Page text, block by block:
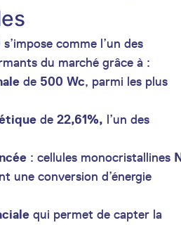
s’impose comme l’un des
du marché grâce à :
de 500 Wc, parmi les plus
de 22,61%, l’un des
: cellules monocristallines
une conversion d’énergie
qui permet de capter la